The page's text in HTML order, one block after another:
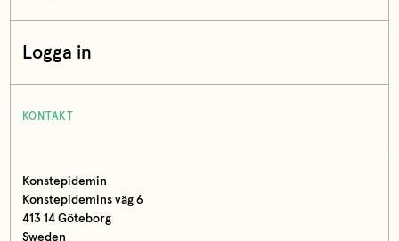
Logga in
KONTAKT
Konstepidemin
Konstepidemins väg 6
413 14 Göteborg
Sweden